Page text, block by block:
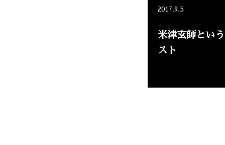
2017.9.5
米津玄師とい
スト